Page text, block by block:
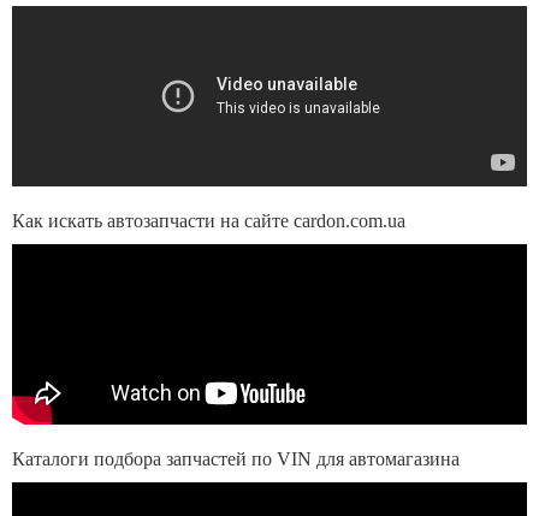
Как искать автозапчасти на сайте cardon.com.ua
Каталоги подбора запчастей по VIN для автомагазина